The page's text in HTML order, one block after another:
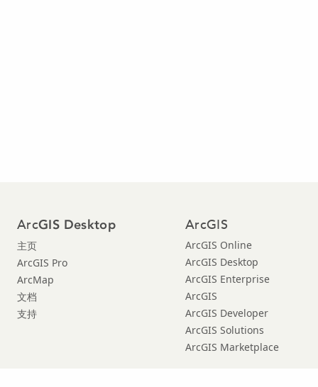
ArcGIS Desktop
主页
ArcGIS Pro
ArcMap
文档
支持
ArcGIS
ArcGIS Online
ArcGIS Desktop
ArcGIS Enterprise
ArcGIS
ArcGIS Developer
ArcGIS Solutions
ArcGIS Marketplace